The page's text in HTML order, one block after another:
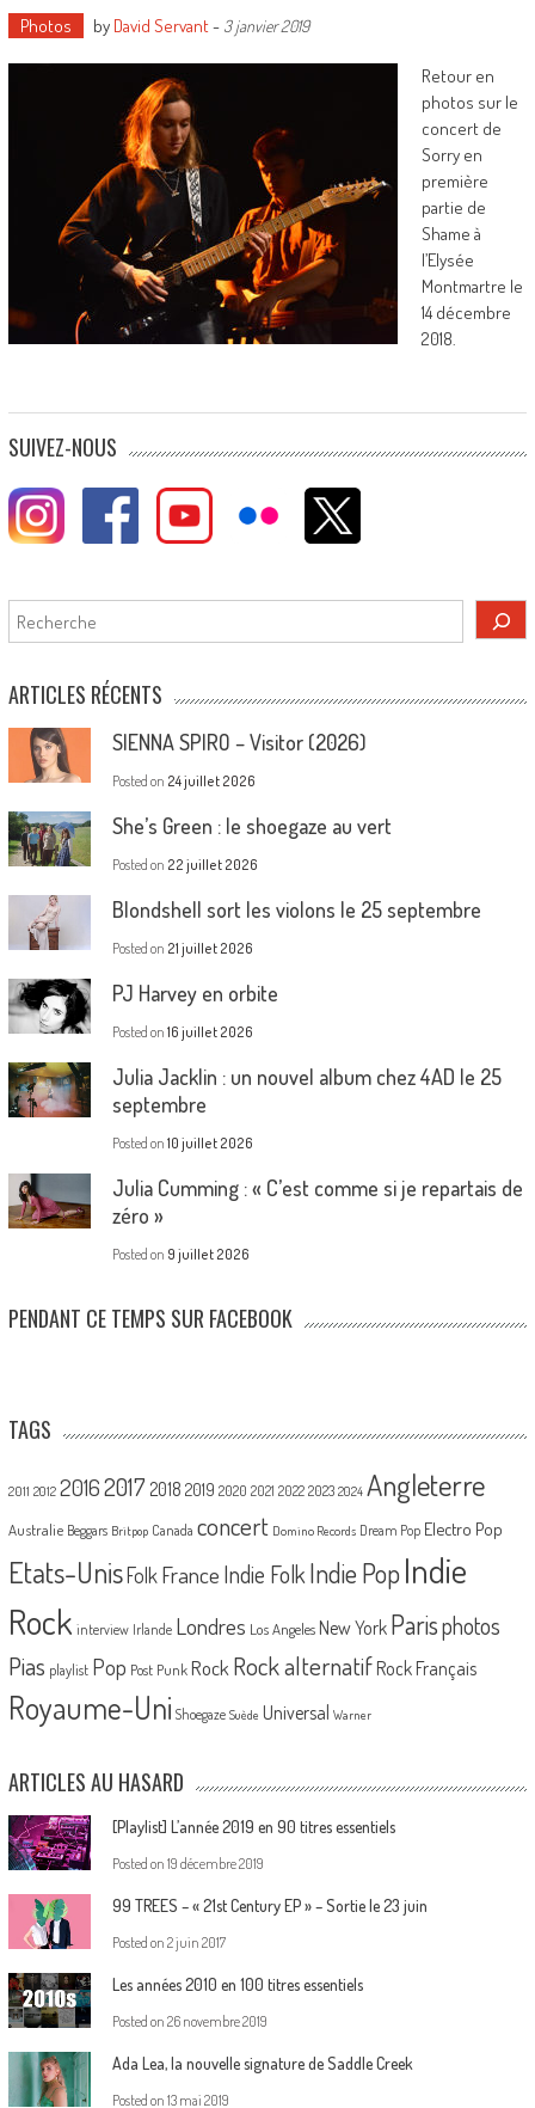
Photos by David Servant- 3 janvier 2019
Retour en
photos sur le
concert de
Sorry en
première
partie de
Shame à
l’Elysée
Montmartre le
14 décembre
2018.
SUIVEZ-NOUS
Rechercher
ARTICLES RÉCENTS
SIENNA SPIRO – Visitor (2026)
Posted on 24 juillet 2026
She’s Green : le shoegaze au vert
Posted on 22 juillet 2026
Blondshell sort les violons le 25 septembre
Posted on 21 juillet 2026
PJ Harvey en orbite
Posted on 16 juillet 2026
Julia Jacklin : un nouvel album chez 4AD le 25
septembre
Posted on 10 juillet 2026
Julia Cumming : « C’est comme si je repartais de
zéro »
Posted on 9 juillet 2026
PENDANT CE TEMPS SUR FACEBOOK
TAGS
2011 2012 20162017 2018 2019 2020 2021 2022 2023 2024 Angleterre
Australie Beggars Britpop Canada concert Domino Records Dream Pop Electro Pop
Etats-UnisFolk France Indie FolkIndie PopIndie
Rock interview Irlande Londres Los Angeles New York Parisphotos
Pias playlist Pop Post Punk Rock Rock alternatif Rock Français
Royaume-Uni Shoegaze Suède Universal Warner
ARTICLES AU HASARD
[Playlist] L’année 2019 en 90 titres essentiels
Posted on 19 décembre 2019
99 TREES – « 21st Century EP » – Sortie le 23 juin
Posted on 2 juin 2017
Les années 2010 en 100 titres essentiels
Posted on 26 novembre 2019
Ada Lea, la nouvelle signature de Saddle Creek
Posted on 13 mai 2019